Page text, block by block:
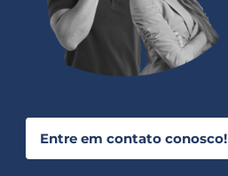
Entre em contato conosco!